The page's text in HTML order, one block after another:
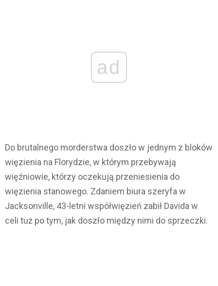
ad
Do brutalnego morderstwa doszło w jednym z bloków
więzienia na Florydzie, w którym przebywają
więźniowie, którzy oczekują przeniesienia do
więzienia stanowego. Zdaniem biura szeryfa w
Jacksonville, 43-letni współwięzień zabił Davida w
celi tuż po tym, jak doszło między nimi do sprzeczki.